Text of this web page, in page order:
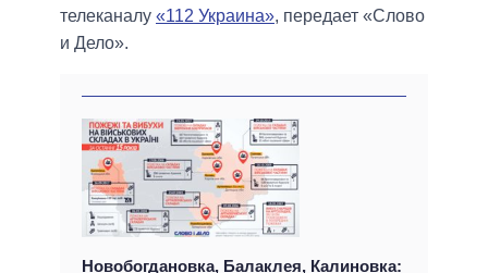
телеканалу «112 Украина», передает «Слово
и Дело».
Новобогдановка, Балаклея, Калиновка: